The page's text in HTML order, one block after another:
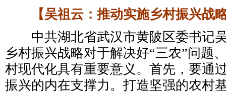
【吴祖云：推动实施乡村振兴战
中共湖北省武汉市黄陂区委书记
乡村振兴战略对于解决好“三农”问题
村现代化具有重要意义。首先，要通
振兴的内在支撑力。打造坚强的农村